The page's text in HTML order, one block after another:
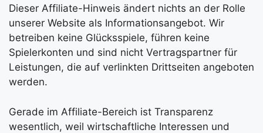
Dieser Affiliate-Hinweis ändert nichts an der Rolle
unserer Website als Informationsangebot. Wir
betreiben keine Glücksspiele, führen keine
Spielerkonten und sind nicht Vertragspartner für
Leistungen, die auf verlinkten Drittseiten angeboten
werden.
Gerade im Affiliate-Bereich ist Transparenz
wesentlich, weil wirtschaftliche Interessen und